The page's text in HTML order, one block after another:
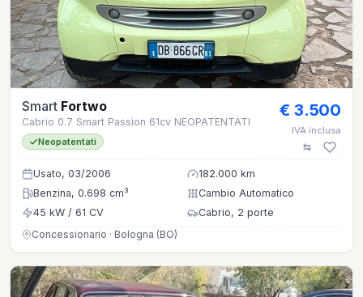
Smart Fortwo
Cabrio 0.7 Smart Passion 61cv NEOPATENTATI
Neopatentati
€ 3.500
IVA inclusa
Usato, 03/2006
182.000 km
Benzina, 0.698 cm³
Cambio Automatico
45 kW / 61 CV
Cabrio, 2 porte
Concessionario · Bologna (BO)